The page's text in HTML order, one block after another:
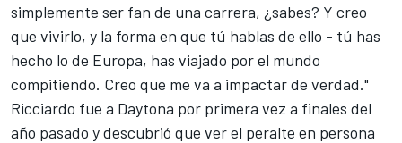
simplemente ser fan de una carrera, ¿sabes? Y creo
que vivirlo, y la forma en que tú hablas de ello - tú has
hecho lo de Europa, has viajado por el mundo
compitiendo. Creo que me va a impactar de verdad."
Ricciardo fue a Daytona por primera vez a finales del
año pasado y descubrió que ver el peralte en persona